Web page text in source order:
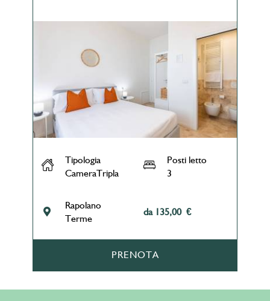
Tipologia
CameraTripla
Posti letto
3
Rapolano
Terme
da 135,00 €
PRENOTA